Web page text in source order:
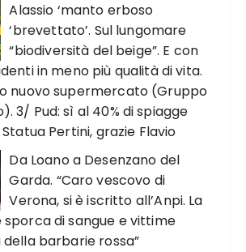
Alassio ‘manto erboso
‘brevettato’. Sul lungomare
“biodiversità del beige”. E con
in meno più qualità di vita.
nuovo supermercato (Gruppo
3/ Pud: sì al 40% di spiagge
Pertini, grazie Flavio
Da Loano a Desenzano del
Garda. “Caro vescovo di
Verona, si è iscritto all’Anpi. La
sporca di sangue e vittime
barbarie rossa”